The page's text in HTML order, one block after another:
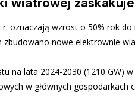
oznaczają wzrost o 50% rok
zbudowano nowe elektrownie
na lata 2024-2030 (1210 GW)
w głównych gospodarkach